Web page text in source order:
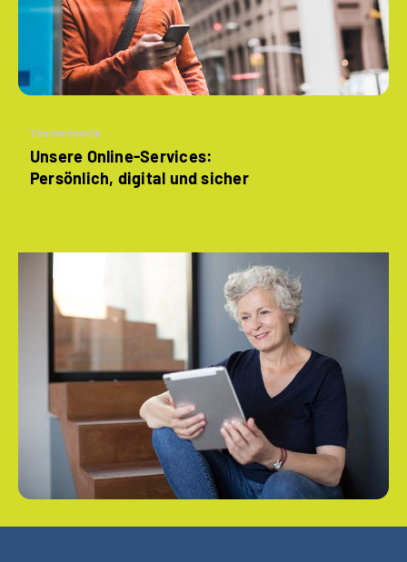
Themenseite
Unsere Online-Services:
Persönlich, digital und sicher